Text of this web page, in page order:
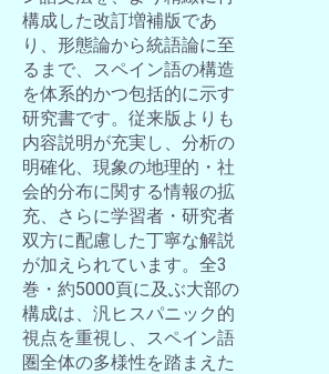
構成した改訂増補版であ
り、形態論から統語論に至
るまで、スペイン語の構造
を体系的かつ包括的に示す
研究書です。従来版よりも
内容説明が充実し、分析の
明確化、現象の地理的・社
会的分布に関する情報の拡
充、さらに学習者・研究者
双方に配慮した丁寧な解説
が加えられています。全3
巻・約5000頁に及ぶ大部の
構成は、汎ヒスパニック的
視点を重視し、スペイン語
圏全体の多様性を踏まえた